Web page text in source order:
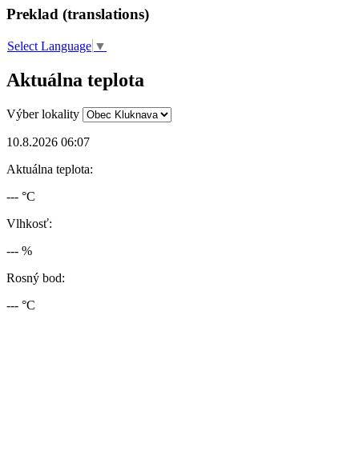
Preklad (translations)
Select Language ▼
Aktuálna teplota
Výber lokality
10.8.2026 06:07
Aktuálna teplota:
--- °C
Vlhkosť:
--- %
Rosný bod:
--- °C